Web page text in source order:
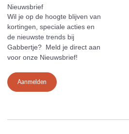
Nieuwsbrief
Wil je op de hoogte blijven van
kortingen, speciale acties en
de nieuwste trends bij
Gabbertje? Meld je direct aan
voor onze Nieuwsbrief!
Aanmelden